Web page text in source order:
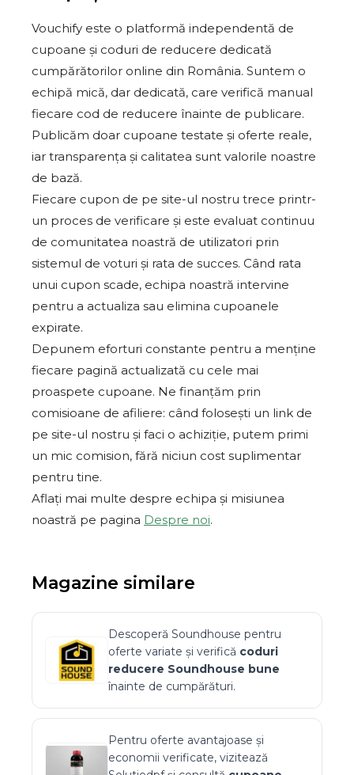
Vouchify este o platformă independentă de
cupoane și coduri de reducere dedicată
cumpărătorilor online din România. Suntem o
echipă mică, dar dedicată, care verifică manual
fiecare cod de reducere înainte de publicare.
Publicăm doar cupoane testate și oferte reale,
iar transparența și calitatea sunt valorile noastre
de bază.
Fiecare cupon de pe site-ul nostru trece printr-
un proces de verificare și este evaluat continuu
de comunitatea noastră de utilizatori prin
sistemul de voturi și rata de succes. Când rata
unui cupon scade, echipa noastră intervine
pentru a actualiza sau elimina cupoanele
expirate.
Depunem eforturi constante pentru a menține
fiecare pagină actualizată cu cele mai
proaspete cupoane. Ne finanțăm prin
comisioane de afiliere: când folosești un link de
pe site-ul nostru și faci o achiziție, putem primi
un mic comision, fără niciun cost suplimentar
pentru tine.
Aflați mai multe despre echipa și misiunea
noastră pe pagina Despre noi.
Magazine similare
Descoperă Soundhouse pentru
oferte variate și verifică coduri
reducere Soundhouse bune
înainte de cumpărături.
Pentru oferte avantajoase și
economii verificate, vizitează